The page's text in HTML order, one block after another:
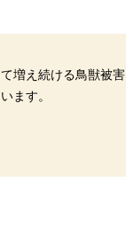
増え続ける鳥獣被害
ます。